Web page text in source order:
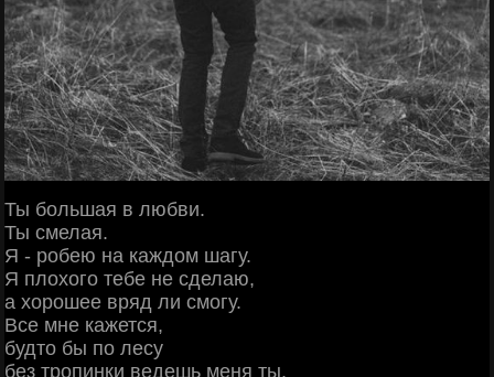
Ты большая в любви.
Ты смелая.
Я - робею на каждом шагу.
Я плохого тебе не сделаю,
а хорошее вряд ли смогу.
Все мне кажется,
будто бы по лесу
без тропинки ведешь меня ты.